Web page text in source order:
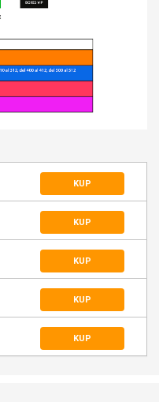
KUP
KUP
KUP
KUP
KUP